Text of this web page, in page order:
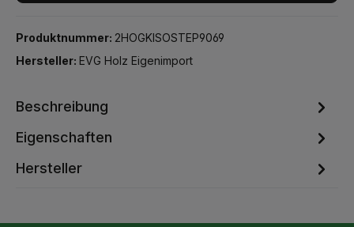
Produktnummer: 2HOGKISOSTEP9069
Hersteller: EVG Holz Eigenimport
Beschreibung
Eigenschaften
Hersteller